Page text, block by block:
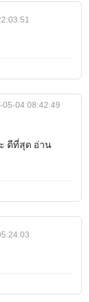
05-04 08:42:49
ดีที่สุด อ่าน